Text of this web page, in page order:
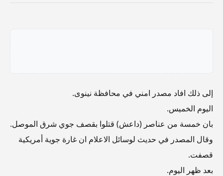
إلى ذلك افاد مصدر امني في محافظة نينوى.
اليوم الخميس.
بان خمسة من عناصر (داعش) قتلوا بقصف جوي شرق الموصل.
وقال المصدر في حديث لوسائل الاعلام ان غارة جوية أمريكية
قصفت.
بعد ظهر اليوم.